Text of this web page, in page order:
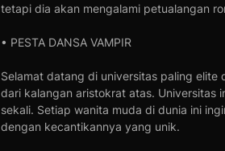
tetapi dia akan mengalami petualangan
• PESTA DANSA VAMPIR
Selamat datang di universitas paling elite
dari kalangan aristokrat atas. Universitas
sekali. Setiap wanita muda di dunia ini
dengan kecantikannya yang unik.